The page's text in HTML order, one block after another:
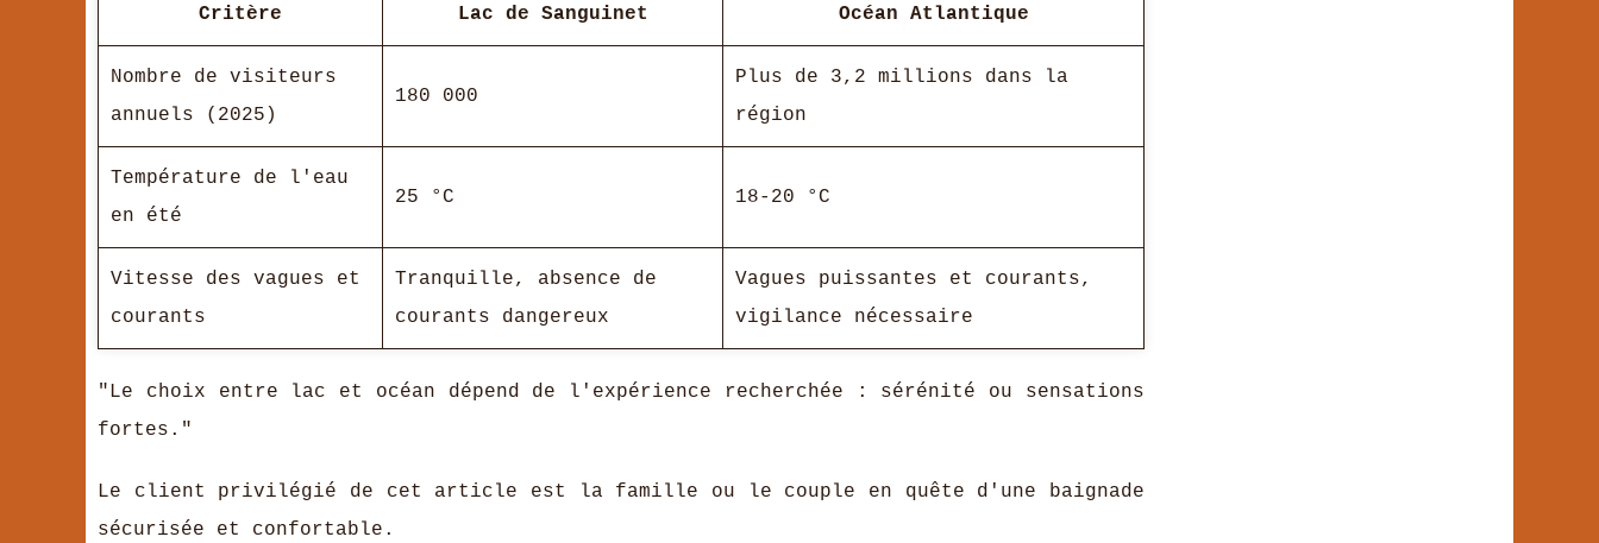
Critère Lac de Sanguinet Océan Atlantique
Nombre de visiteurs
annuels (2025)
180 000
Plus de 3,2 millions dans la
région
Température de l'eau
en été
25 °C 18-20 °C
Vitesse des vagues et
courants
Tranquille, absence de
courants dangereux
Vagues puissantes et courants,
vigilance nécessaire
"Le choix entre lac et océan dépend de l'expérience recherchée : sérénité ou sensations
fortes."
Le client privilégié de cet article est la famille ou le couple en quête d'une baignade
sécurisée et confortable.